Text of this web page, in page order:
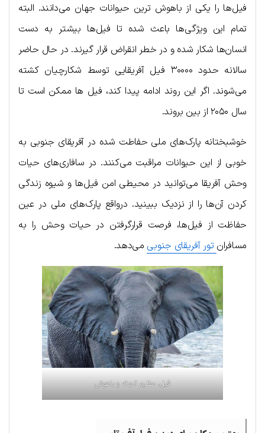
فیل‌ها را یکی از باهوش ترین حیوانات جهان می‌دانند. البته
تمام این ویژگی‌ها باعث شده تا فیل‌ها بیشتر به دست
انسان‌ها شکار شده و در خطر انقراض قرار گیرند. در حال حاضر
سالانه حدود ۳۰۰۰۰ فیل آفریقایی توسط شکارچیان کشته
می‌شوند. اگر این روند ادامه پیدا کند، فیل ها ممکن است تا
سال ۲۰۵۰ از بین بروند.
خوشبختانه پارک‌های ملی حفاطت شده در آفریقای جنوبی به
خوبی از این حیوانات مراقبت می‌کنند. در سافاری‌های حیات
وحش آفریقا می‌توانید در محیطی امن فیل‌ها و شیوه زندگی
کردن آن‌ها را از نزدیک ببینید. درواقع پارک‌های ملی در عین
حفاظت از فیل‌ها، فرصت قرارگرفتن در حیات وحش را به
مسافران تور آفریقای جنوبی می‌دهد.
فیل، عظیم الجثه و باهوش